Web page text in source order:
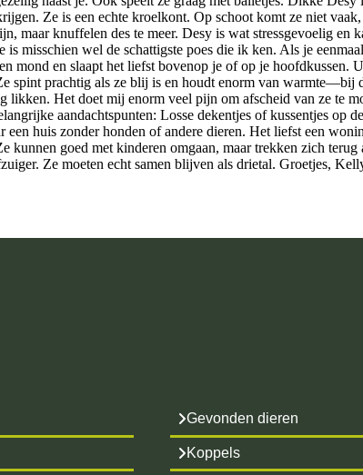
Ze is een echte kroelkont. Op schoot komt ze niet vaak,
knuffelen des te meer. Desy is wat stressgevoelig en
misschien wel de schattigste poes die ik ken. Als je
mond en slaapt het liefst bovenop je of op je hoofdkussen.
spint prachtig als ze blij is en houdt enorm van warmte—bij
Het doet mij enorm veel pijn om afscheid van ze te
aandachtspunten: Losse dekentjes of kussentjes op
huis zonder honden of andere dieren. Het liefst een
goed met kinderen omgaan, maar trekken zich terug
Ze moeten echt samen blijven als drietal. Groetjes,
Gevonden dieren
Koppels